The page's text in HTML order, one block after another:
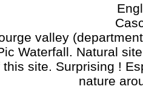
valley
Waterfall. Natural
site. Surprising !
nature